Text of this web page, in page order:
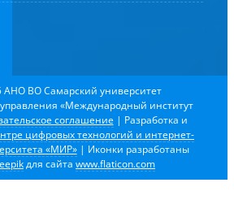
АНО ВО Самарский университет
управления «Международный институт
соглашение | Разработка и
цифровых технологий и интернет-
«МИР»| Иконки разработаны
для сайта www.flaticon.com